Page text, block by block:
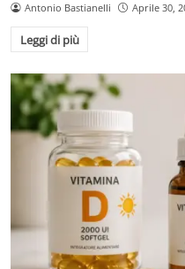
Antonio Bastianelli Aprile 30,
Leggi di più